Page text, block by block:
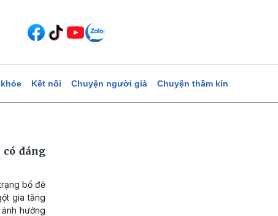
Kết nối Chuyện người già Chuyện thầm kín
đáng
bố đẻ
gia tăng
hưởng